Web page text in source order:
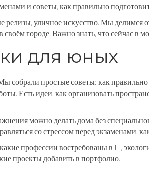
и советы, как правильно
уличное искусство. Мы делимся
городе. Важно знать, что сейчас в
для юных
собрали простые советы: как
Есть идеи, как организовать
можно делать дома без
со стрессом перед экзаменами,
профессии востребованы в IT,
проекты добавить в портфолио.